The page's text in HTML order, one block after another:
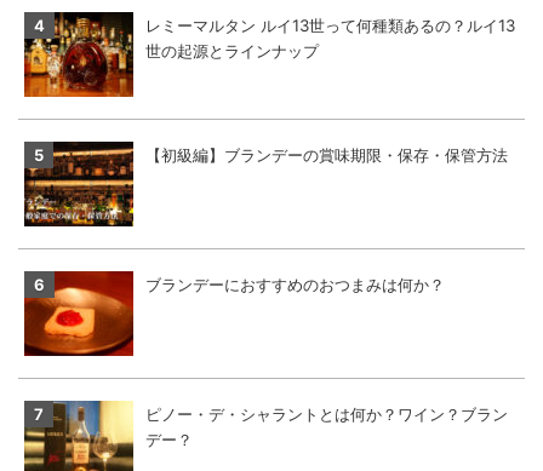
レミーマルタン ルイ13世って何種類あるの？ルイ13
世の起源とラインナップ
【初級編】ブランデーの賞味期限・保存・保管方法
ブランデーにおすすめのおつまみは何か？
ピノー・デ・シャラントとは何か？ワイン？ブラン
デー？